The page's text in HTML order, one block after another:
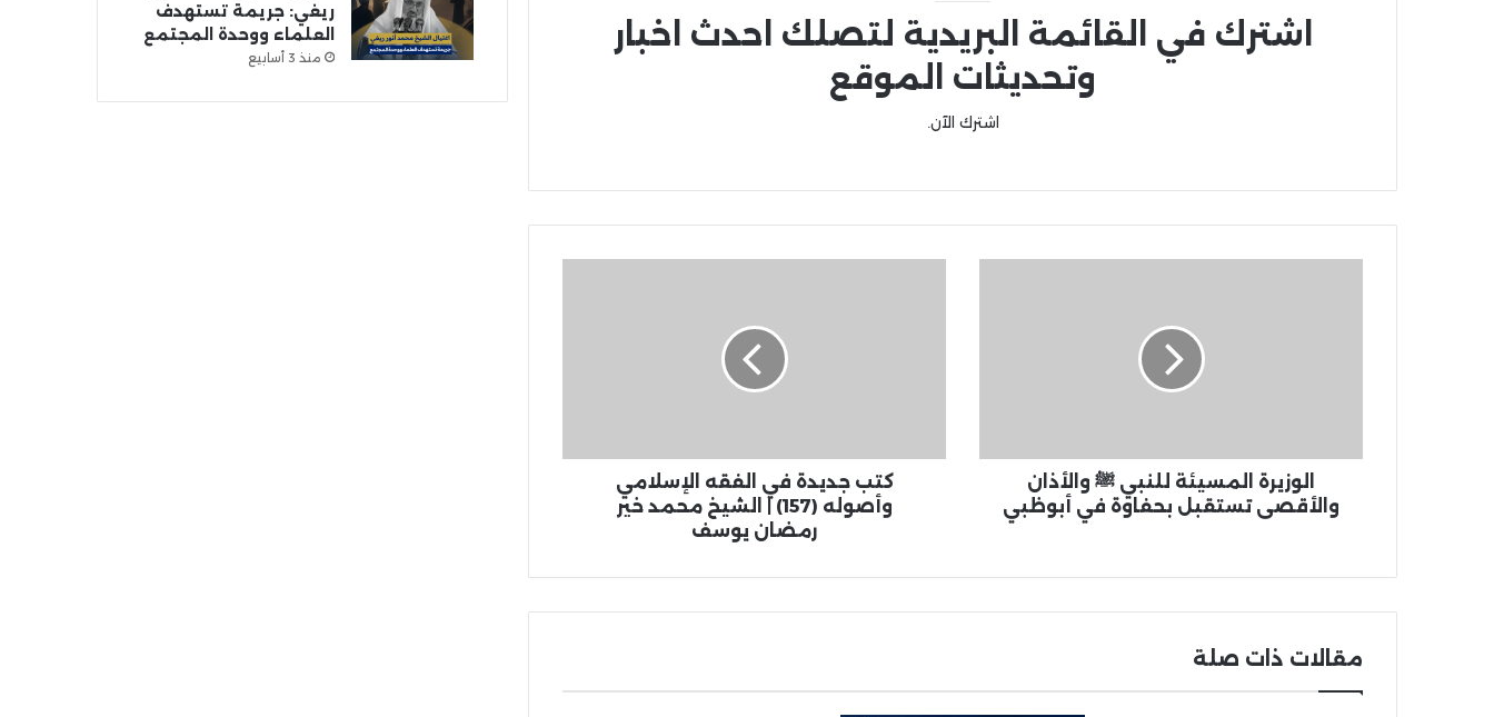
اشترك في القائمة البريدية لتصلك احدث اخبار
وتحديثات الموقع
اشترك الآن.
الوزيرة المسيئة للنبي ﷺ والأذان
والأقصى تستقبل بحفاوة في أبوظبي
كتب جديدة في الفقه الإسلامي
وأصوله (157) | الشيخ محمد خير
رمضان يوسف
مقالات ذات صلة
ريغي: جريمة تستهدف
العلماء ووحدة المجتمع
منذ 3 أسابيع